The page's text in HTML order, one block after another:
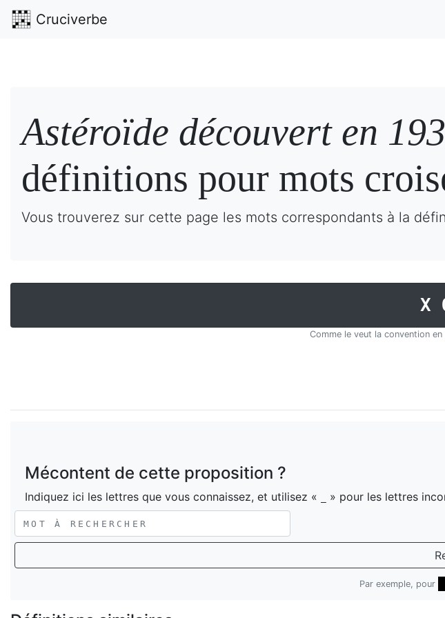
Cruciverbe
Astéroïde découvert en
définitions pour mots
Vous trouverez sur cette page les mots correspondants à la
Comme le veut la convention
Mécontent de cette proposition ?
Indiquez ici les lettres que vous connaissez, et utilisez « » pour les lettres
Par exemple, pour